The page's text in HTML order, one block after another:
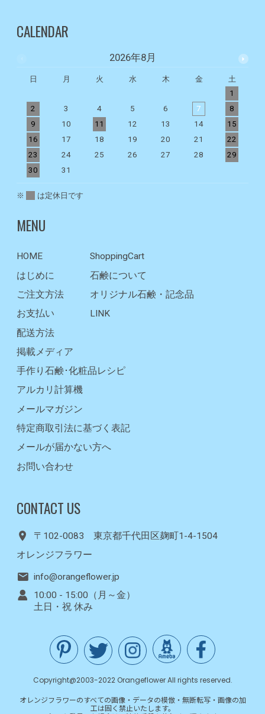
CALENDAR
2026年8月
日 月 火 水 木 金
土
1
2
3 4 5 6 7
8
9
10 11 12 13 14
15
16
17 18 19 20 21
22
23
24 25 26 27 28
29
30
31
※ は定休日です
MENU
HOME
はじめに
ご注文方法
お支払い
ShoppingCart
石鹸について
オリジナル石鹸・記念品
LINK
配送方法
掲載メディア
手作り石鹸･化粧品レシピ
アルカリ計算機
メールマガジン
特定商取引法に基づく表記
メールが届かない方へ
お問い合わせ
CONTACT US
〒102-0083 東京都千代田区麹町1-4-1504
オレンジフラワー
info@orangeflower.jp
10:00 - 15:00（月～金）
土日・祝 休み
Copyright@2003-2022 Orangeflower All rights reserved.
オレンジフラワーのすべての画像・データの模倣・無断転写・画像の加
工は固く禁止いたします。